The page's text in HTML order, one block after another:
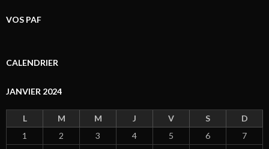
VOS PAF
CALENDRIER
JANVIER 2024
L M M J V S
D
1
2 3 4 5 6
7